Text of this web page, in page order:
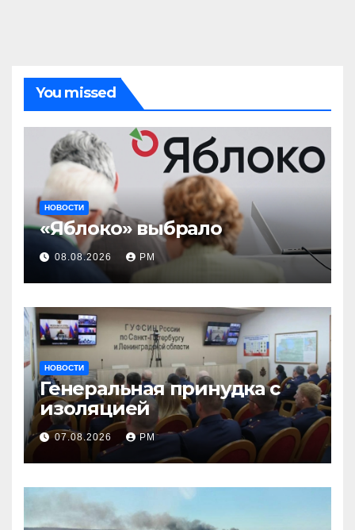
You missed
НОВОСТИ
«Яблоко» выбрало
08.08.2026 РМ
НОВОСТИ
Генеральная принудка с
изоляцией
07.08.2026 РМ